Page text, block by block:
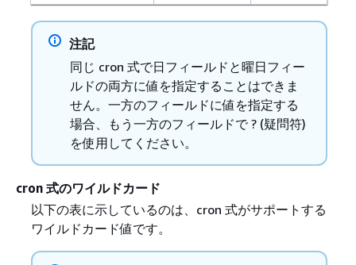
注記
同じ cron 式で日フィールドと曜日フィー
ルドの両方に値を指定することはできま
せん。一方のフィールドに値を指定する
場合、もう一方のフィールドで ? (疑問符)
を使用してください。
cron 式のワイルドカード
以下の表に示しているのは、cron 式がサポートする
ワイルドカード値です。